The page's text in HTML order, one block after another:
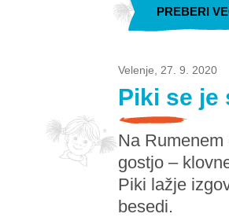
PREBERI
Velenje, 27. 9. 2020
Piki se
Na
gostjo –
Piki lažje
besedi.